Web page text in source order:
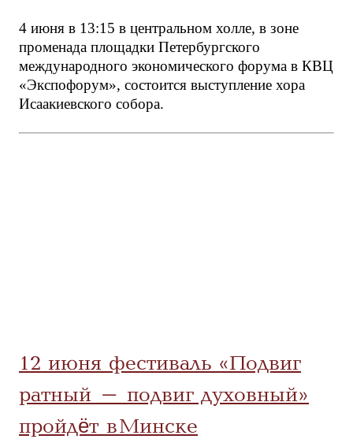
4 июня в 13:15 в центральном холле, в зоне
променада площадки Петербургского
международного экономического форума в КВЦ
«Экспофорум», состоится выступление хора
Исаакиевского собора.
12 июня фестиваль «Подвиг
ратный – подвиг духовный»
пройдёт в Минске